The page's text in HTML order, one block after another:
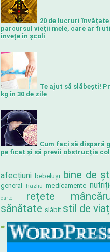
20 de lucruri învățate
parcursul vieții mele, care ar fi
învețe în școli
Te ajut să slăbeşti!
kg în 30 de zile
Cum faci să dispară
pe ficat și să previi obstrucția
afecțiuni bebeluși bine de
general hazliu medicamente
carte
rețete
sănătate slăbit stil de